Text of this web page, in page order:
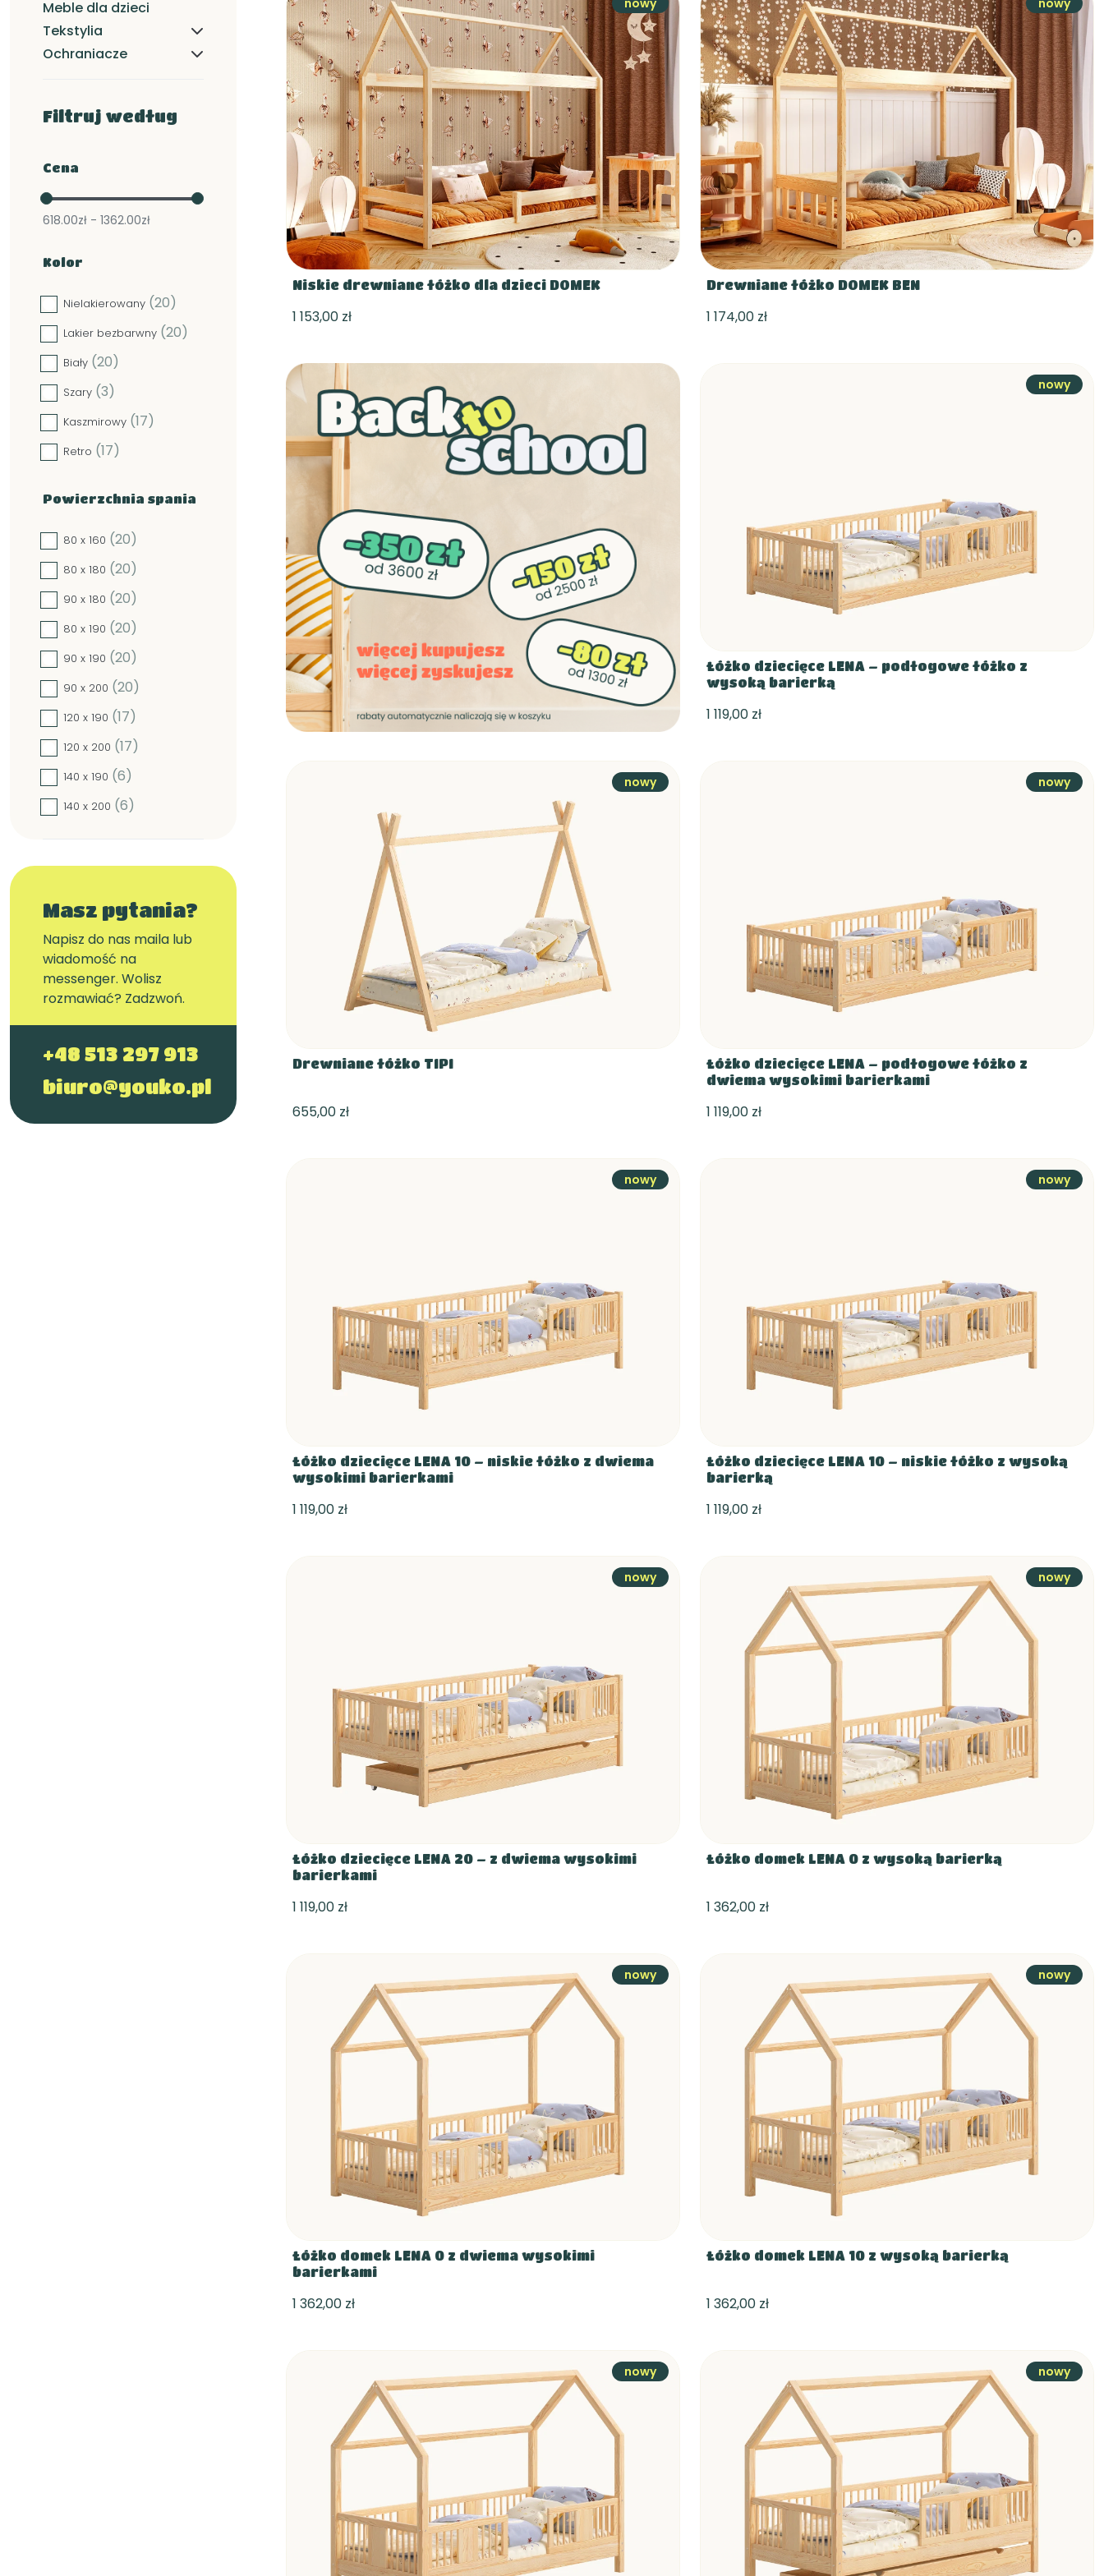
Meble dla dzieci
Tekstylia
Ochraniacze
Filtruj według
Cena
618.00zł - 1362.00zł
Kolor
Nielakierowany (20)
Lakier bezbarwny (20)
Biały (20)
Szary (3)
Kaszmirowy (17)
Retro (17)
Powierzchnia spania
80 x 160 (20)
80 x 180 (20)
90 x 180 (20)
80 x 190 (20)
90 x 190 (20)
90 x 200 (20)
120 x 190 (17)
120 x 200 (17)
140 x 190 (6)
140 x 200 (6)
Masz pytania?
Napisz do nas maila lub
wiadomość na
messenger. Wolisz
rozmawiać? Zadzwoń.
+48 513 297 913
biuro@youko.pl
nowy
Niskie drewniane łóżko dla dzieci DOMEK
1 153,00 zł
nowy
Drewniane łóżko DOMEK BEN
1 174,00 zł
nowy
Łóżko dziecięce LENA – podłogowe łóżko z
wysoką barierką
1 119,00 zł
nowy
Drewniane łóżko TIPI
655,00 zł
nowy
Łóżko dziecięce LENA – podłogowe łóżko z
dwiema wysokimi barierkami
1 119,00 zł
nowy
Łóżko dziecięce LENA 10 – niskie łóżko z dwiema
wysokimi barierkami
1 119,00 zł
nowy
Łóżko dziecięce LENA 10 – niskie łóżko z wysoką
barierką
1 119,00 zł
nowy
Łóżko dziecięce LENA 20 – z dwiema wysokimi
barierkami
1 119,00 zł
nowy
Łóżko domek LENA 0 z wysoką barierką
1 362,00 zł
nowy
Łóżko domek LENA 0 z dwiema wysokimi
barierkami
1 362,00 zł
nowy
Łóżko domek LENA 10 z wysoką barierką
1 362,00 zł
nowy nowy